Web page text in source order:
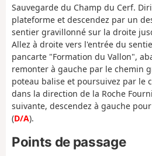
Sauvegarde du Champ du Cerf.
plateforme et descendez par un
sentier gravillonné sur la droite
Allez à droite vers l'entrée du
pancarte "Formation du Vallon",
remonter à gauche par le chemin
poteau balise et poursuivez par le
dans la direction de la Roche
suivante, descendez à gauche
(D/A).
Points de passage